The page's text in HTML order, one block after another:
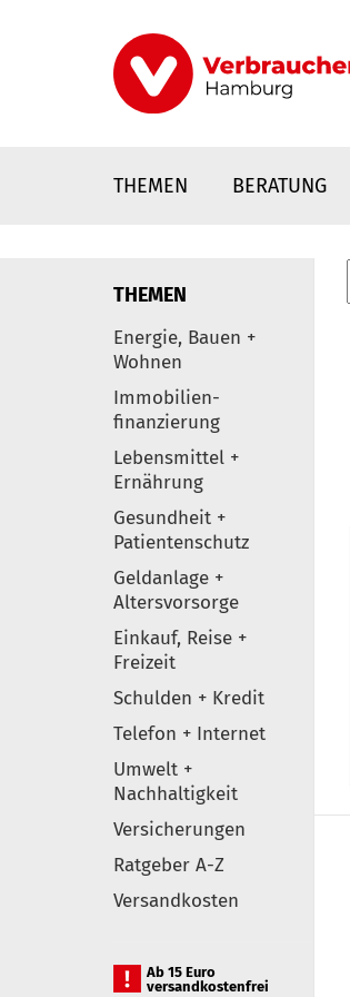
THEMEN BERATUNG
Elemente
THEMEN
Energie, Bauen +
Wohnen
Immobilien-
finanzierung
Lebensmittel +
Ernährung
Gesundheit +
Patientenschutz
Geldanlage +
Altersvorsorge
Einkauf, Reise +
Freizeit
Schulden + Kredit
Telefon + Internet
Umwelt +
Nachhaltigkeit
Versicherungen
Ratgeber A-Z
Versandkosten
Ab 15 Euro
versandkostenfrei